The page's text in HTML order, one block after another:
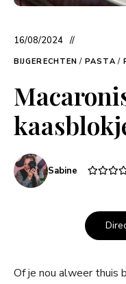
16/08/2024
BIJGERECHTEN / PASTA /
Sabine
Of je nou alweer thuis